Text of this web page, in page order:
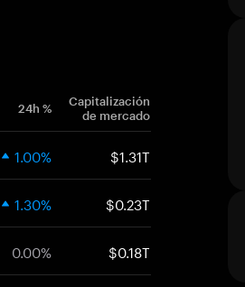
24h %
Capitalización
de mercado
1.00% $1.31T
1.30% $0.23T
0.00% $0.18T